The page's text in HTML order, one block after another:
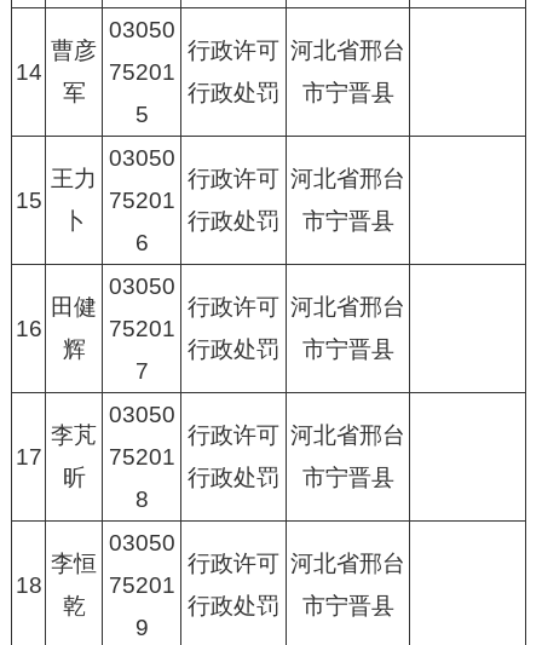
14
曹彦
军
03050
75201
5
行政许可
行政处罚
河北省邢台
市宁晋县
15
王力
卜
03050
75201
6
行政许可
行政处罚
河北省邢台
市宁晋县
16
田健
辉
03050
75201
7
行政许可
行政处罚
河北省邢台
市宁晋县
17
李芃
昕
03050
75201
8
行政许可
行政处罚
河北省邢台
市宁晋县
18
李恒
乾
03050
75201
9
行政许可
行政处罚
河北省邢台
市宁晋县